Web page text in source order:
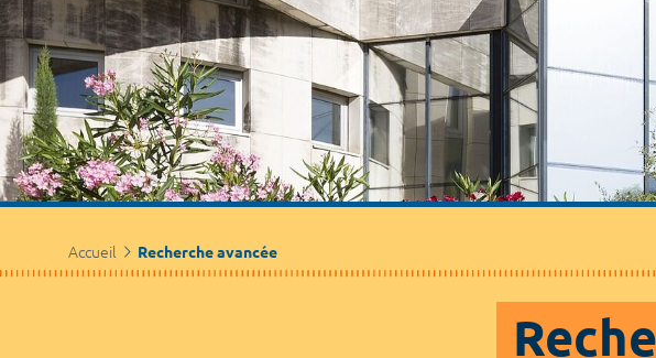
Accueil Recherche avancée